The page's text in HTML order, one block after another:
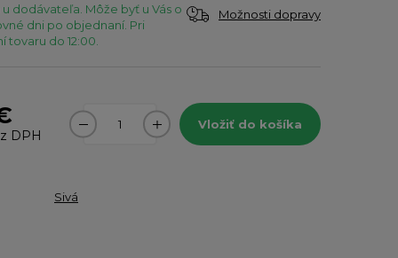
dodávateľa. Môže byť u Vás o
dni po objednaní. Pri
tovaru do 12:00.
Možnosti dopravy
DPH
Vložiť do košíka
Sivá